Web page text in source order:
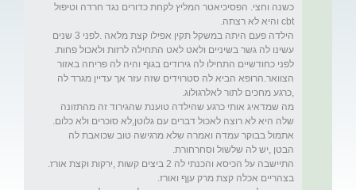
כשנה וחצי. הפסיכיאטר המליץ לקחת כדורים נגד חרדה וטיפול
הילדה פעם היתה במשקל תקין אפילו קצת מלאה .לפני 3 שנים
לפני כחודשיים התחילו לה גירודים בגוף והיה לה פריחה באזור
הצוואר.הרופא הביא לה סטרוידים שזה עזר אך עדיין מגרד לה
מה שמדאיג אותי כרגע שהילדה טוענת שהגירוד זה מהתזונה
אתמול בבוקר עמדה ואמרה שלא מרגישה טוב שכואבת לה